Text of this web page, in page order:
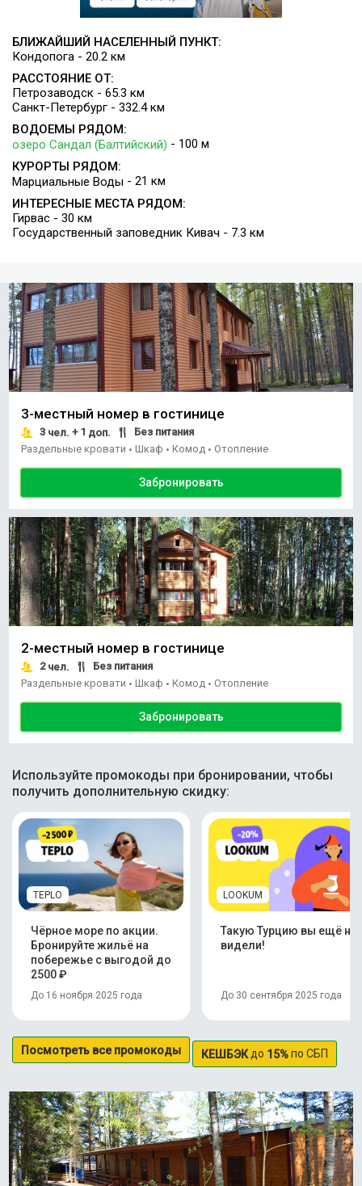
БЛИЖАЙШИЙ НАСЕЛЕННЫЙ ПУНКТ:
Кондопога - 20.2 км
РАССТОЯНИЕ ОТ:
Петрозаводск - 65.3 км
Санкт-Петербург - 332.4 км
ВОДОЕМЫ РЯДОМ:
озеро Сандал (Балтийский) - 100 м
КУРОРТЫ РЯДОМ:
Марциальные Воды - 21 км
ИНТЕРЕСНЫЕ МЕСТА РЯДОМ:
Гирвас - 30 км
Государственный заповедник Кивач - 7.3 км
3-местный номер в гостинице
3 чел. + 1 доп.
Без питания
Раздельные кровати • Шкаф • Комод • Отопление
Забронировать
2-местный номер в гостинице
2чел.
Без питания
Раздельные кровати • Шкаф • Комод • Отопление
Забронировать
Используйте промокоды при бронировании, чтобы
получить дополнительную скидку:
TEPLO
Чёрное море по акции.
Бронируйте жильё на
побережье с выгодой до
2500 ₽
До 16 ноября 2025 года
LOOKUM
Такую Турцию вы ещё не
видели!
До 30 сентября 2025 года
Посмотреть все промокоды КЕШБЭКдо 15%по СБП